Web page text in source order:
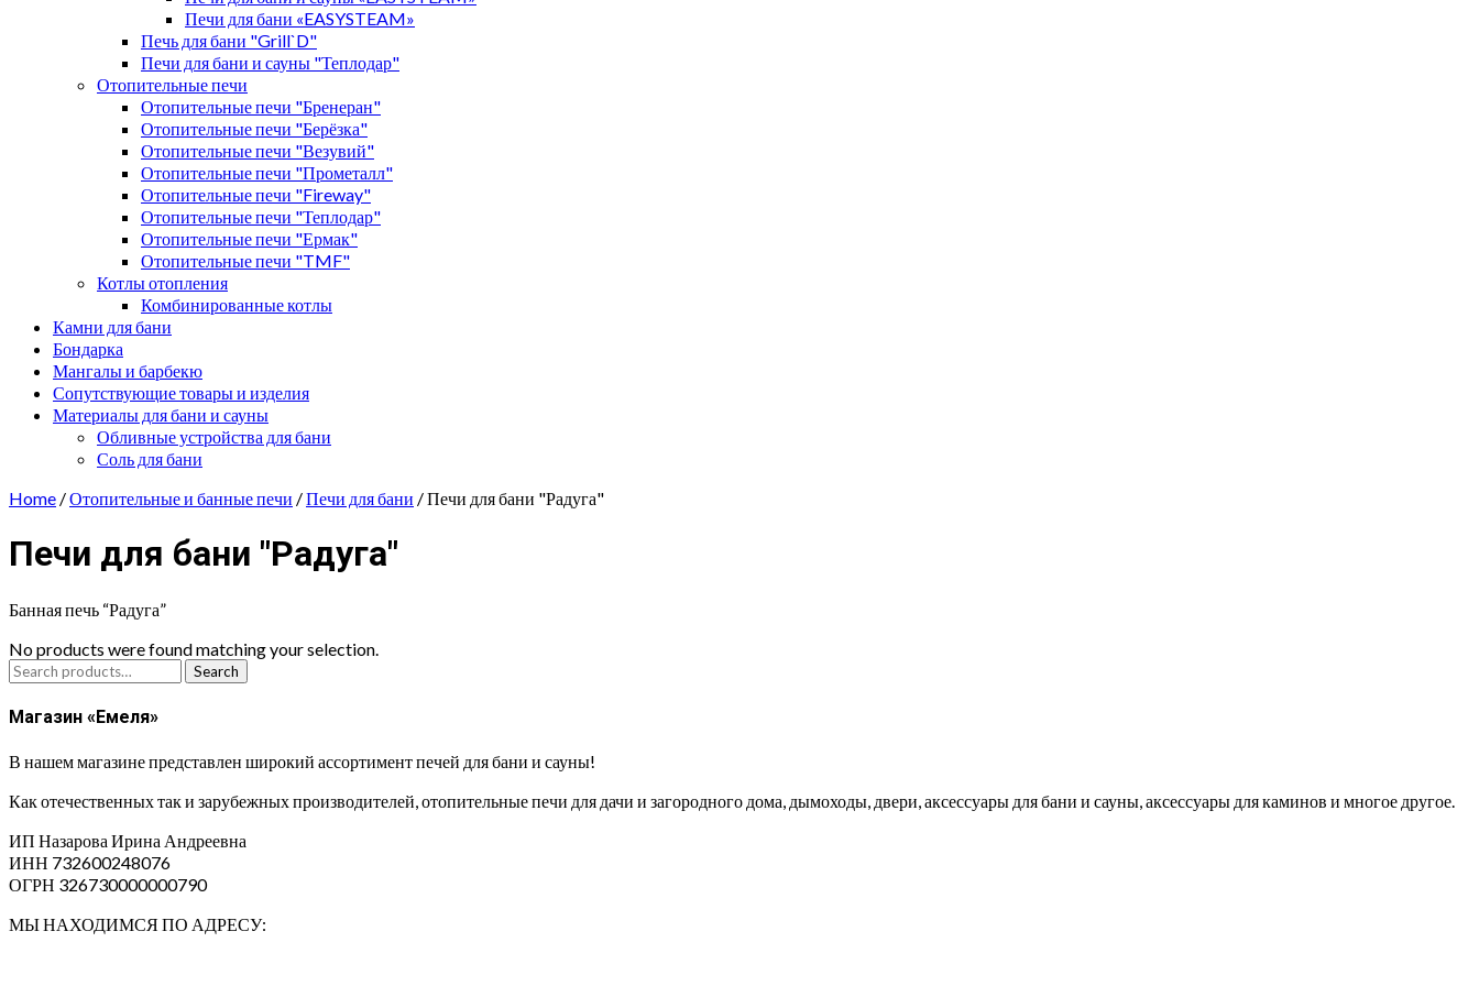
Печи для бани «EASYSTEAM»
Печь для бани "Grill`D"
Печи для бани и сауны "Теплодар"
Отопительные печи
Отопительные печи "Бренеран"
Отопительные печи "Берёзка"
Отопительные печи "Везувий"
Отопительные печи "Прометалл"
Отопительные печи "Fireway"
Отопительные печи "Теплодар"
Отопительные печи "Ермак"
Отопительные печи "TMF"
Котлы отопления
Комбинированные котлы
Камни для бани
Бондарка
Мангалы и барбекю
Сопутствующие товары и изделия
Материалы для бани и сауны
Обливные устройства для бани
Соль для бани
Home /Отопительные и банные печи /Печи для бани / Печи для бани "Радуга"
Печи для бани "Радуга"
Банная печь “Радуга”
No products were found matching your selection.
Search
for:
Search
Магазин «Емеля»
В нашем магазине представлен широкий ассортимент печей для бани и сауны!
Как отечественных так и зарубежных производителей, отопительные печи для дачи и загородного дома, дымоходы, двери, аксессуары для бани и сауны, аксессуары для каминов и многое другое.
ИП Назарова Ирина Андреевна⁠
ИНН 732600248076
ОГРН 326730000000790
МЫ НАХОДИМСЯ ПО АДРЕСУ: